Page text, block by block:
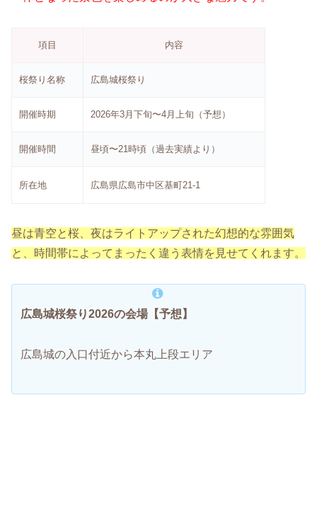
項目 内容
桜祭り名称 広島城桜祭り
開催時期 2026年3月下旬〜4月上旬（予想）
開催時間 昼頃〜21時頃（過去実績より）
所在地 広島県広島市中区基町21-1
昼は青空と桜、夜はライトアップされた幻想的な雰囲気
と、時間帯によってまったく違う表情を見せてくれます。
広島城桜祭り2026の会場【予想】
広島城の入口付近から本丸上段エリア